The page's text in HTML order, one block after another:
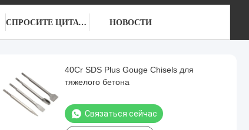
СПРОСИТЕ ЦИТАТУ НОВОСТИ
40Cr SDS Plus Gouge Chisels для
тяжелого бетона
Связаться сейчас